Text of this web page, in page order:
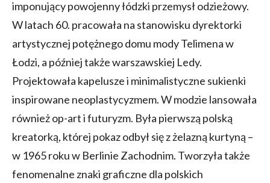
imponujący powojenny łódzki przemysł odzieżowy.
W latach 60. pracowała na stanowisku dyrektorki
artystycznej potężnego domu mody Telimena w
Łodzi, a później także warszawskiej Ledy.
Projektowała kapelusze i minimalistyczne sukienki
inspirowane neoplastycyzmem. W modzie lansowała
również op-art i futuryzm. Była pierwszą polską
kreatorką, której pokaz odbył się z żelazną kurtyną –
w 1965 roku w Berlinie Zachodnim. Tworzyła także
fenomenalne znaki graficzne dla polskich